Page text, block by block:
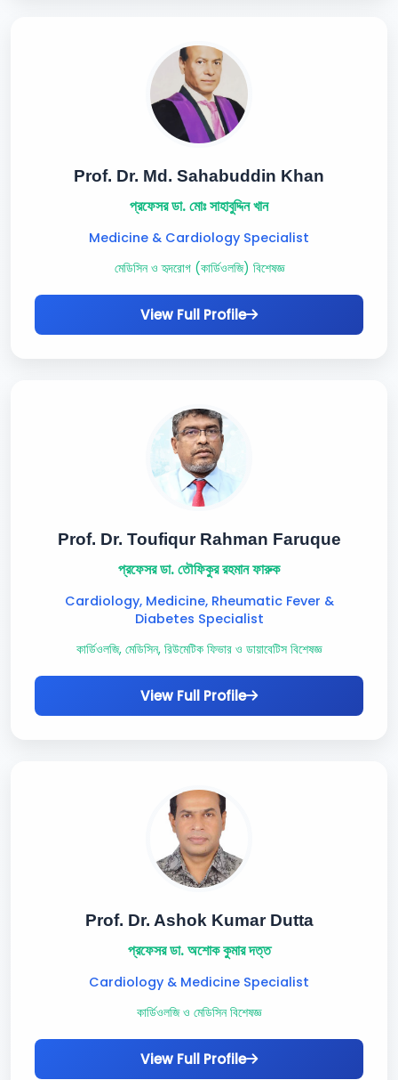
Prof. Dr. Md. Sahabuddin Khan
প্রফেসর ডা. মোঃ সাহাবুদ্দিন খান
Medicine & Cardiology Specialist
মেডিসিন ও হৃদরোগ (কার্ডিওলজি) বিশেষজ্ঞ
View Full Profile
Prof. Dr. Toufiqur Rahman Faruque
প্রফেসর ডা. তৌফিকুর রহমান ফারুক
Cardiology, Medicine, Rheumatic Fever &
Diabetes Specialist
কার্ডিওলজি, মেডিসিন, রিউমেটিক ফিভার ও ডায়াবেটিস বিশেষজ্ঞ
View Full Profile
Prof. Dr. Ashok Kumar Dutta
প্রফেসর ডা. অশোক কুমার দত্ত
Cardiology & Medicine Specialist
কার্ডিওলজি ও মেডিসিন বিশেষজ্ঞ
View Full Profile